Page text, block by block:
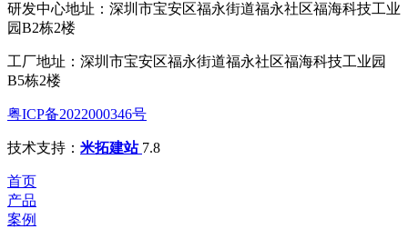
研发中心地址：深圳市宝安区福永街道福永社区福海科技工业
园B2栋2楼
工厂地址：深圳市宝安区福永街道福永社区福海科技工业园
B5栋2楼
粤ICP备2022000346号
技术支持： 米拓建站 7.8
首页
产品
案例